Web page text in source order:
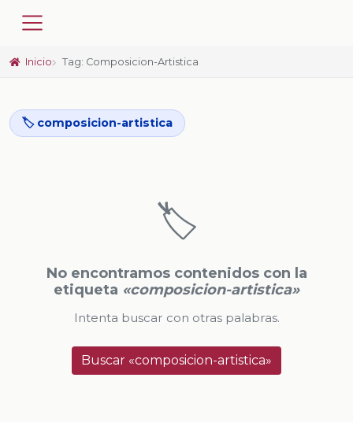
Inicio Tag: Composicion-Artistica
🏷️ composicion-artistica
🏷️
No encontramos contenidos con la
etiqueta «composicion-artistica»
Intenta buscar con otras palabras.
Buscar «composicion-artistica»